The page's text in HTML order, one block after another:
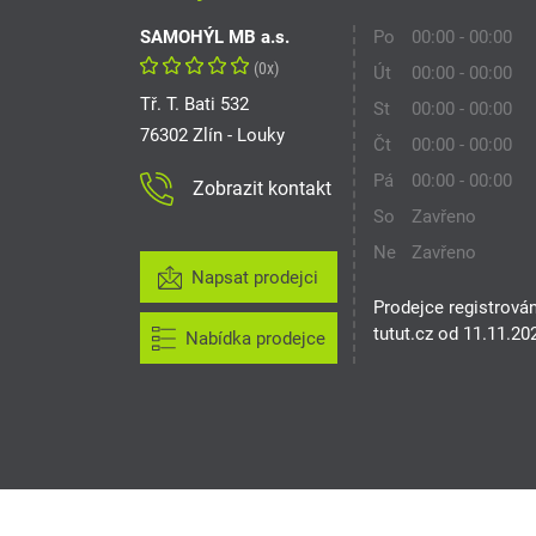
SAMOHÝL MB a.s.
(0x)
Tř. T. Bati 532
76302 Zlín - Louky
Zobrazit kontakt
Napsat prodejci
Nabídka prodejce
Po
00:00 - 00:00
Út
00:00 - 00:00
St
00:00 - 00:00
Čt
00:00 - 00:00
Pá
00:00 - 00:00
So
Zavřeno
Ne
Zavřeno
Prodejce
tutut.cz od